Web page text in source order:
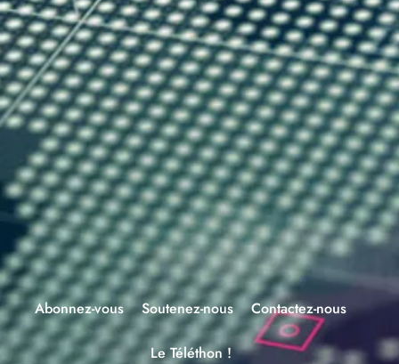
Abonnez-vous Soutenez-nous Contactez-nous
Le Téléthon !